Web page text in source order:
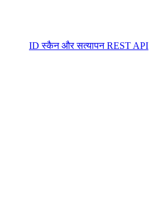
ID स्कैन और सत्यापन REST API